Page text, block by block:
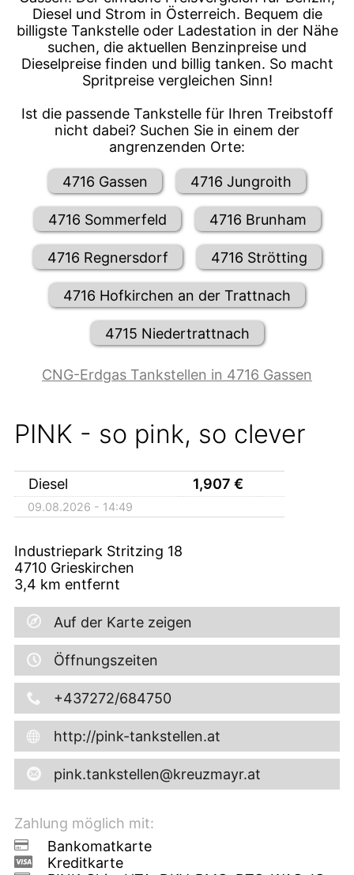
Diesel und Strom in Österreich. Bequem die
billigste Tankstelle oder Ladestation in der Nähe
suchen, die aktuellen Benzinpreise und
Dieselpreise finden und billig tanken. So macht
Spritpreise vergleichen Sinn!
Ist die passende Tankstelle für Ihren Treibstoff
nicht dabei? Suchen Sie in einem der
angrenzenden Orte:
4716 Gassen 4716 Jungroith
4716 Sommerfeld 4716 Brunham
4716 Regnersdorf 4716 Strötting
4716 Hofkirchen an der Trattnach
4715 Niedertrattnach
CNG-Erdgas Tankstellen in 4716 Gassen
PINK - so pink, so clever
Diesel 1,907 €
09.08.2026 - 14:49
Industriepark Stritzing 18
4710 Grieskirchen
3,4 km entfernt
Auf der Karte zeigen
Öffnungszeiten
+437272/684750
http://pink-tankstellen.at
pink.tankstellen@kreuzmayr.at
Zahlung möglich mit:
Bankomatkarte
Kreditkarte